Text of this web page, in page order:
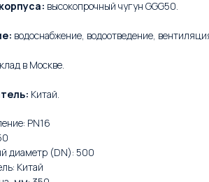
высокопрочный чугун GGG50.
водоснабжение, водоотведение,
в Москве.
Китай.
PN16
диаметр (DN): 500
Китай